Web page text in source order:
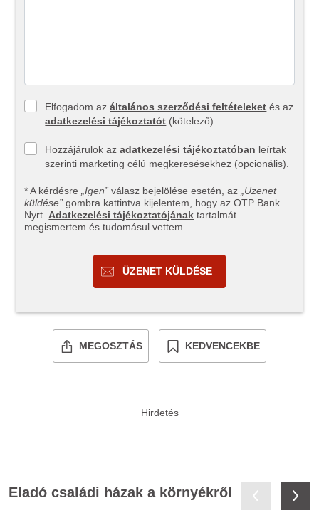
Elfogadom azáltalános szerződési feltételeket és az
adatkezelési tájékoztatót (kötelező)
Hozzájárulok azadatkezelési tájékoztatóban leírtak
szerinti marketing célú megkeresésekhez (opcionális).
* A kérdésre „Igen” válasz bejelölése esetén, az
„Üzenet
küldése” gombra kattintva kijelentem, hogy az OTP Bank
Nyrt. Adatkezelési tájékoztatójának tartalmát
megismertem és tudomásul vettem.
ÜZENET KÜLDÉSE
MEGOSZTÁS KEDVENCEKBE
Eladó családi házak a környékről